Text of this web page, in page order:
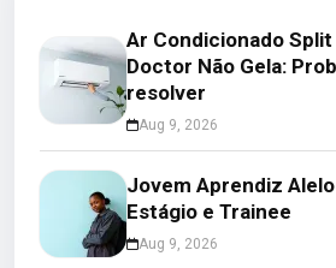
Ar Condicionado
Doctor Não Gela:
resolver
Aug 9, 2026
Jovem Aprendiz
Estágio e Trainee
Aug 9, 2026